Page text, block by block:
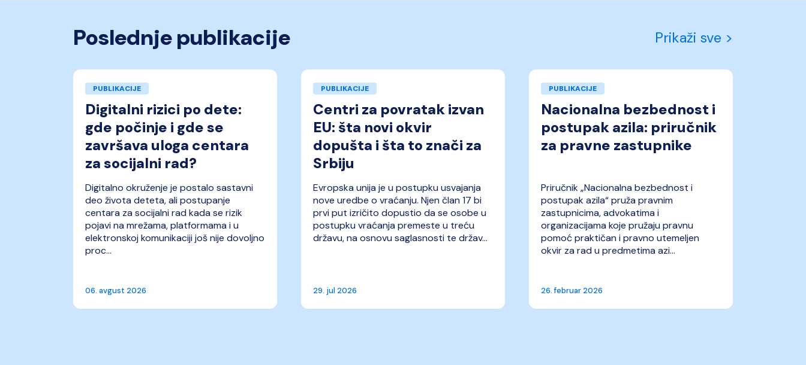
Poslednje publikacije Prikaži sve >
PUBLIKACIJE
Digitalni rizici po dete:
gde počinje i gde se
završava uloga centara
za socijalni rad?
Digitalno okruženje je postalo sastavni
deo života deteta, ali postupanje
centara za socijalni rad kada se rizik
pojavi na mrežama, platformama i u
elektronskoj komunikaciji još nije dovoljno
proc...
06. avgust 2026
PUBLIKACIJE
Centri za povratak izvan
EU: šta novi okvir
dopušta i šta to znači za
Srbiju
Evropska unija je u postupku usvajanja
nove uredbe o vraćanju. Njen član 17 bi
prvi put izričito dopustio da se osobe u
postupku vraćanja premeste u treću
državu, na osnovu saglasnosti te držav...
29. jul 2026
PUBLIKACIJE
Nacionalna bezbednost i
postupak azila: priručnik
za pravne zastupnike
Priručnik „Nacionalna bezbednost i
postupak azila“ pruža pravnim
zastupnicima, advokatima i
organizacijama koje pružaju pravnu
pomoć praktičan i pravno utemeljen
okvir za rad u predmetima azi...
26. februar 2026